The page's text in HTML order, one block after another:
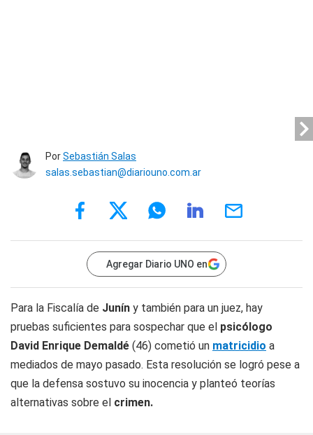
PorSebastián Salas
salas.sebastian@diariouno.com.ar
Agregar Diario UNO en
Para la Fiscalía de Junín y también para un juez, hay
pruebas suficientes para sospechar que el psicólogo
David Enrique Demaldé (46) cometió un matricidio a
mediados de mayo pasado. Esta resolución se logró pese a
que la defensa sostuvo su inocencia y planteó teorías
alternativas sobre el crimen.